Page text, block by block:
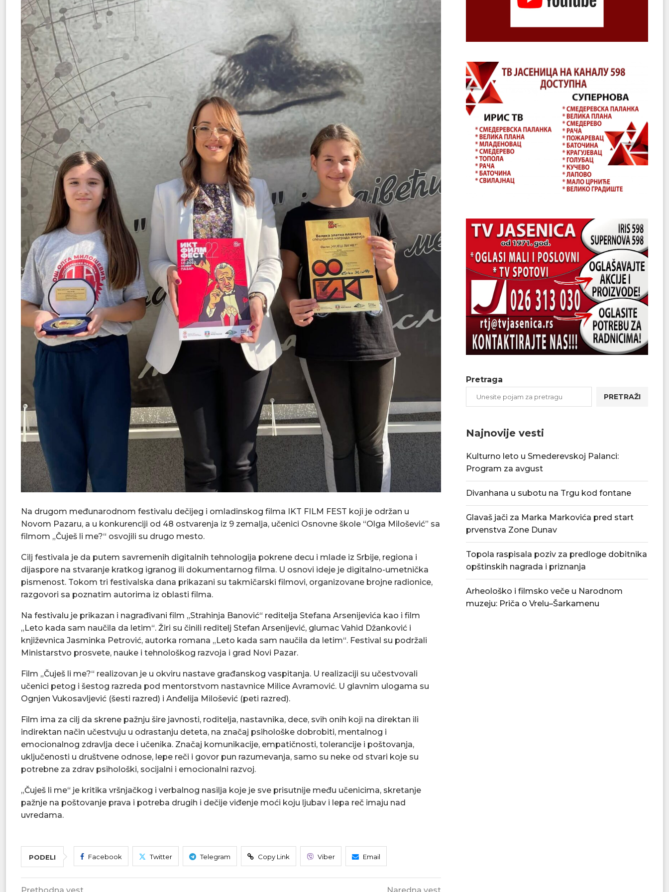
Na drugom međunarodnom festivalu dečijeg i omladinskog filma IKT FILM FEST koji je održan u
Novom Pazaru, a u konkurenciji od 48 ostvarenja iz 9 zemalja, učenici Osnovne škole “Olga Milošević” sa
filmom „Čuješ li me?“ osvojili su drugo mesto.
Cilj festivala je da putem savremenih digitalnih tehnologija pokrene decu i mlade iz Srbije, regiona i
dijaspore na stvaranje kratkog igranog ili dokumentarnog filma. U osnovi ideje je digitalno-umetnička
pismenost. Tokom tri festivalska dana prikazani su takmičarski filmovi, organizovane brojne radionice,
razgovori sa poznatim autorima iz oblasti filma.
Na festivalu je prikazan i nagrađivani film „Strahinja Banović“ reditelja Stefana Arsenijevića kao i film
„Leto kada sam naučila da letim“. Žiri su činili reditelj Stefan Arsenijević, glumac Vahid Džanković i
književnica Jasminka Petrović, autorka romana „Leto kada sam naučila da letim“. Festival su podržali
Ministarstvo prosvete, nauke i tehnološkog razvoja i grad Novi Pazar.
Film „Čuješ li me?“ realizovan je u okviru nastave građanskog vaspitanja. U realizaciji su učestvovali
učenici petog i šestog razreda pod mentorstvom nastavnice Milice Avramović. U glavnim ulogama su
Ognjen Vukosavljević (šesti razred) i Anđelija Milošević (peti razred).
Film ima za cilj da skrene pažnju šire javnosti, roditelja, nastavnika, dece, svih onih koji na direktan ili
indirektan način učestvuju u odrastanju deteta, na značaj psihološke dobrobiti, mentalnog i
emocionalnog zdravlja dece i učenika. Značaj komunikacije, empatičnosti, tolerancije i poštovanja,
uključenosti u društvene odnose, lepe reči i govor pun razumevanja, samo su neke od stvari koje su
potrebne za zdrav psihološki, socijalni i emocionalni razvoj.
„Čuješ li me“ je kritika vršnjačkog i verbalnog nasilja koje je sve prisutnije među učenicima, skretanje
pažnje na poštovanje prava i potreba drugih i dečije viđenje moći koju ljubav i lepa reč imaju nad
uvredama.
PODELI Facebook Twitter Telegram Copy Link Viber Email
Pretraga
PRETRAŽI
Najnovije vesti
Kulturno leto u Smederevskoj Palanci:
Program za avgust
Divanhana u subotu na Trgu kod fontane
Glavaš jači za Marka Markovića pred start
prvenstva Zone Dunav
Topola raspisala poziv za predloge dobitnika
opštinskih nagrada i priznanja
Arheološko i filmsko veče u Narodnom
muzeju: Priča o Vrelu–Šarkamenu